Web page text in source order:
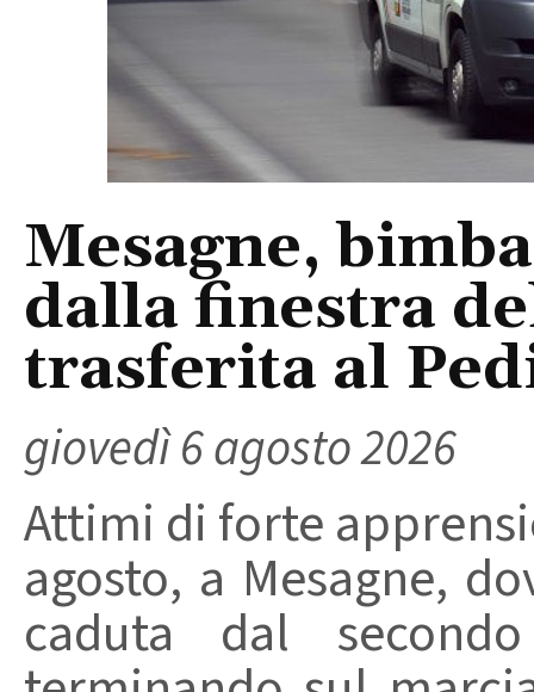
Mesagne,
dalla finestra
trasferita al
giovedì 6 agosto 2026
Attimi di forte
agosto, a Mesagne,
caduta dal